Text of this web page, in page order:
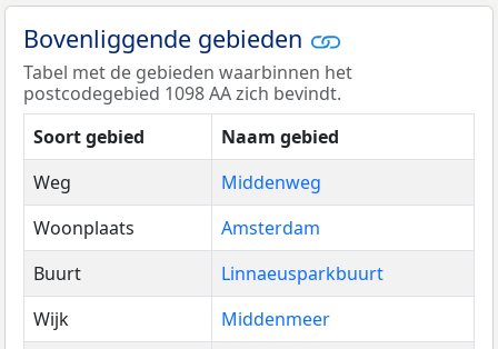
Bovenliggende gebieden
Tabel met de gebieden waarbinnen het
postcodegebied 1098 AA zich bevindt.
Soort gebied
Naam gebied
Weg
Middenweg
Woonplaats
Amsterdam
Buurt
Linnaeusparkbuurt
Wijk
Middenmeer